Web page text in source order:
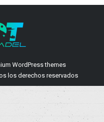
WordPress themes
los derechos reservados